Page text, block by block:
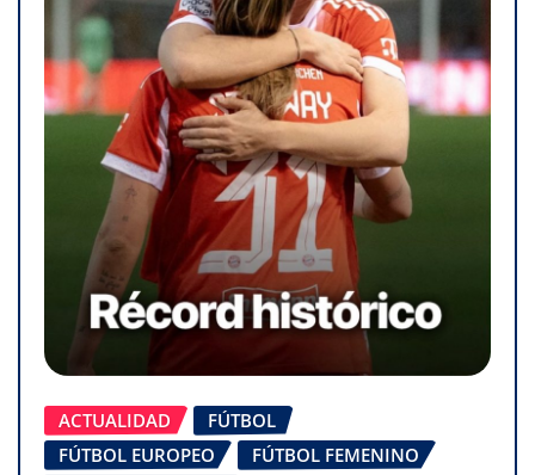
ACTUALIDAD
FÚTBOL
FÚTBOL EUROPEO
FÚTBOL FEMENINO